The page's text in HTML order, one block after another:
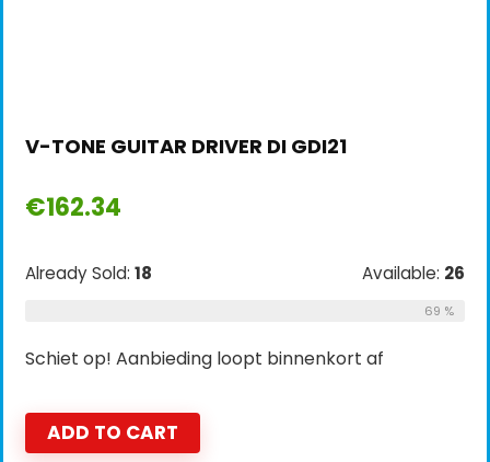
V-TONE GUITAR DRIVER DI GDI21
€162.34
Already Sold: 18 Available: 26
69 %
Schiet op! Aanbieding loopt binnenkort af
ADD TO CART